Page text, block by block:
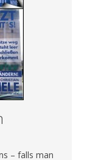
– falls man